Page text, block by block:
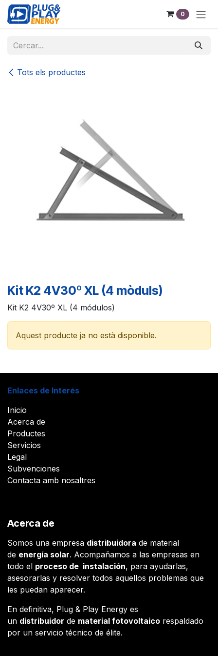
Skip to Content
0
Tots els productes
Kit K2 4V30º XL (4 mòduls)
Kit K2 4V30º XL (4 módulos)
Aquest producte ja no està disponible.
Enlaces de Interés
Inicio
Acerca de
Productes
Servicios
Legal
Subvenciones
Contacta amb nosaltres
Acerca de
Somos una empresa distribuidora de material
de energía solar. Acompañamos a las empresas en
todo el proceso de instalación, para ayudarlas,
asesorarlas y resolver todos aquellos problemas que
les puedan aparecer.
En definitiva, Plug & Play Energy es
un distribuidor de material fotovoltaico respaldado
por un servicio técnico de élite.